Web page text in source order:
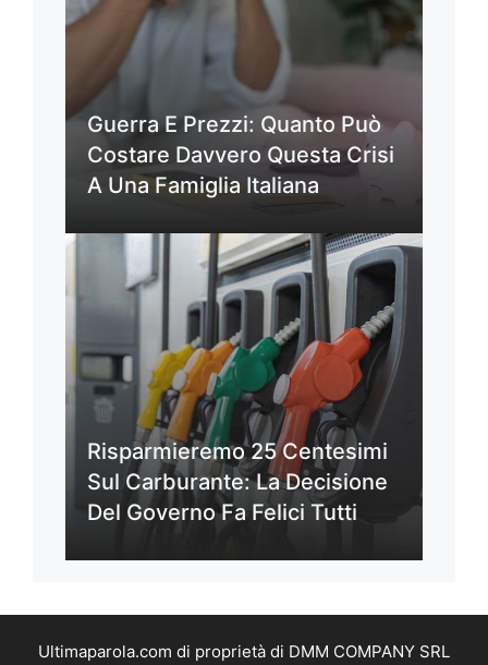
Guerra E Prezzi: Quanto Può
Costare Davvero Questa Crisi
A Una Famiglia Italiana
Risparmieremo 25 Centesimi
Sul Carburante: La Decisione
Del Governo Fa Felici Tutti
Ultimaparola.com di proprietà di DMM COMPANY SRL